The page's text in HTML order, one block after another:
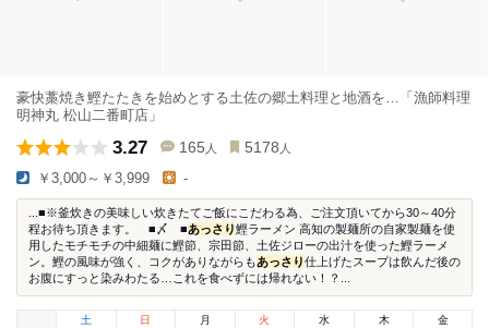
豪快藁焼き鰹たたきを始めとする土佐の郷土料理と地酒を…「漁師料理
明神丸 松山二番町店」
3.27 165 人 5178 人
￥3,000～￥3,999 -
...■※釜炊きの美味しい炊きたてご飯にこだわる為、ご注文頂いてから30～40分
程お待ち頂きます。 ■〆 ■あっさり鰹ラーメン 高知の製麺所の自家製麺を使
用したモチモチの中細麺に鰹節、宗田節、土佐ジローの出汁を使った鰹ラーメ
ン。鰹の風味が強く、コクがありながらもあっさり仕上げたスープは飲んだ後の
お腹にすっと染みわたる…これを食べずには帰れない！？...
土
日 月 火 水 木 金